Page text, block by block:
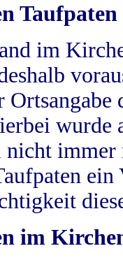
Taufpaten
im
wurde
nicht
im